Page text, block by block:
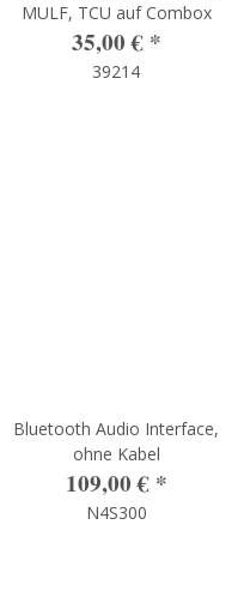
MULF, TCU auf Combox
35,00 € *
39214
Bluetooth Audio Interface,
ohne Kabel
109,00 € *
N4S300